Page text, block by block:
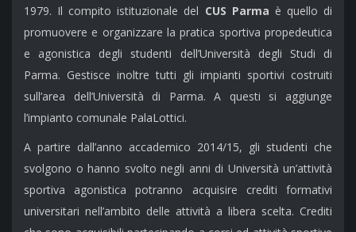
1979. Il compito istituzionale del CUS Parma è quello di
promuovere e organizzare la pratica sportiva propedeutica
e agonistica degli studenti dell’Università degli Studi di
Parma. Gestisce inoltre tutti gli impianti sportivi costruiti
sull’area dell’Università di Parma. A questi si aggiunge
l’impianto comunale PalaLottici.
A partire dall’anno accademico 2014/15, gli studenti che
svolgono o hanno svolto negli anni di Università un’attività
sportiva agonistica potranno acquisire crediti formativi
universitari nell’ambito delle attività a libera scelta. Crediti